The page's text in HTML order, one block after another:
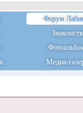
Форум
Медиа-